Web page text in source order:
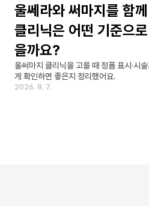
울쎄라와 써마지를 함
클리닉은 어떤 기준으
을까요?
울써마지 클리닉을 고를 때 정품 표시·시
게 확인하면 좋은지 정리했어요.
2026. 8. 7.